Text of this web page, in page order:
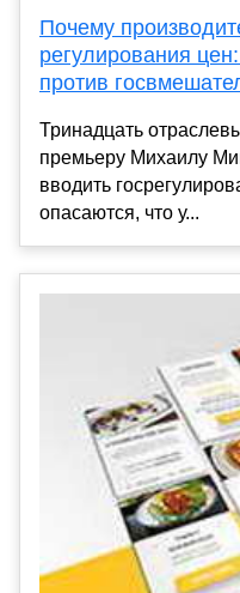
Почему
регулирования
против
Тринадцать
премьеру Михаилу
вводить
опасаются, что у...